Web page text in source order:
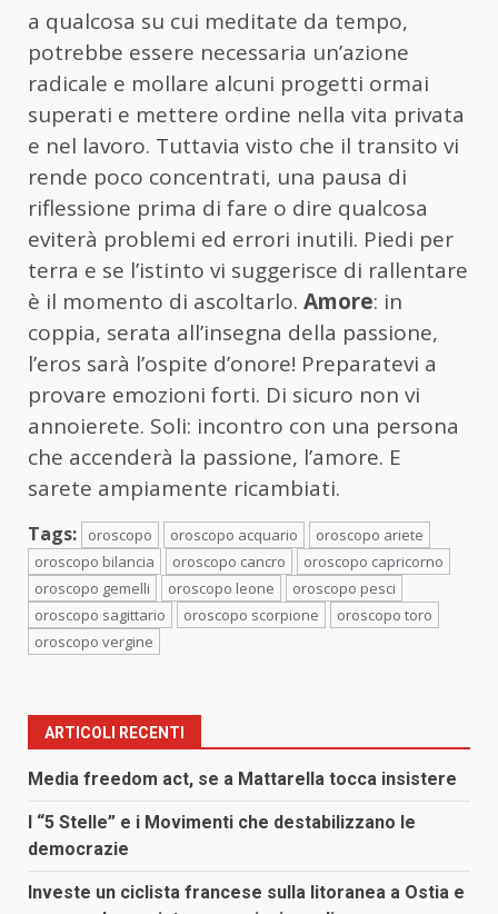
a qualcosa su cui meditate da tempo,
potrebbe essere necessaria un’azione
radicale e mollare alcuni progetti ormai
superati e mettere ordine nella vita privata
e nel lavoro. Tuttavia visto che il transito vi
rende poco concentrati, una pausa di
riflessione prima di fare o dire qualcosa
eviterà problemi ed errori inutili. Piedi per
terra e se l’istinto vi suggerisce di rallentare
è il momento di ascoltarlo. Amore: in
coppia, serata all’insegna della passione,
l’eros sarà l’ospite d’onore! Preparatevi a
provare emozioni forti. Di sicuro non vi
annoierete. Soli: incontro con una persona
che accenderà la passione, l’amore. E
sarete ampiamente ricambiati.
Tags: oroscopo oroscopo acquario
oroscopo ariete
oroscopo bilancia
oroscopo cancro
oroscopo capricorno
oroscopo gemelli
oroscopo leone
oroscopo pesci
oroscopo sagittario
oroscopo scorpione
oroscopo toro
oroscopo vergine
ARTICOLI RECENTI
Media freedom act, se a Mattarella tocca insistere
I “5 Stelle” e i Movimenti che destabilizzano le
democrazie
Investe un ciclista francese sulla litoranea a Ostia e